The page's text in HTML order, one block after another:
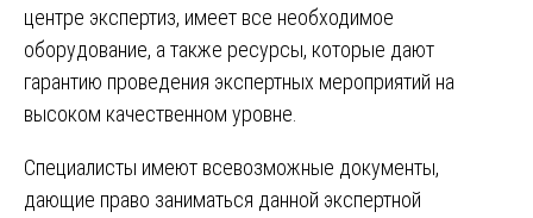
центре экспертиз, имеет все необходимое
оборудование, а также ресурсы, которые дают
гарантию проведения экспертных мероприятий на
высоком качественном уровне.
Специалисты имеют всевозможные документы,
дающие право заниматься данной экспертной